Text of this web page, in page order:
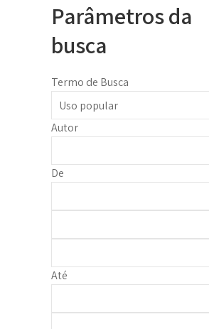
Parâmetros da
busca
Termo de Busca
Autor
De
Até